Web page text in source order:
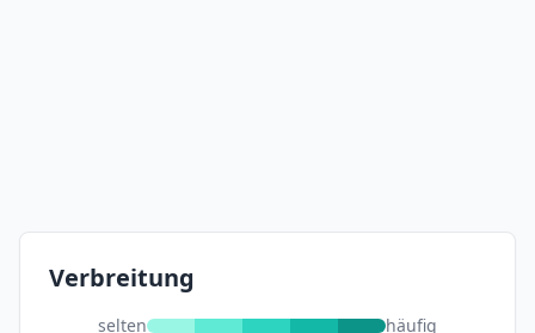
Verbreitung
selten häufig